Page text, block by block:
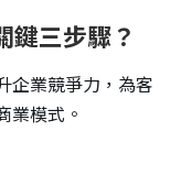
鍵三步驟？
企業競爭力，為客
業模式。